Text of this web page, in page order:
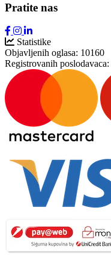
Pratite nas
Statistike
Objavljenih oglasa: 10160
Registrovanih poslodavaca: